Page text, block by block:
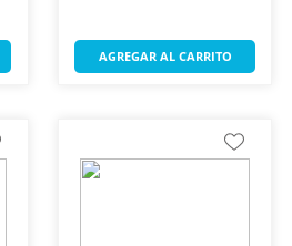
AGREGAR AL CARRITO